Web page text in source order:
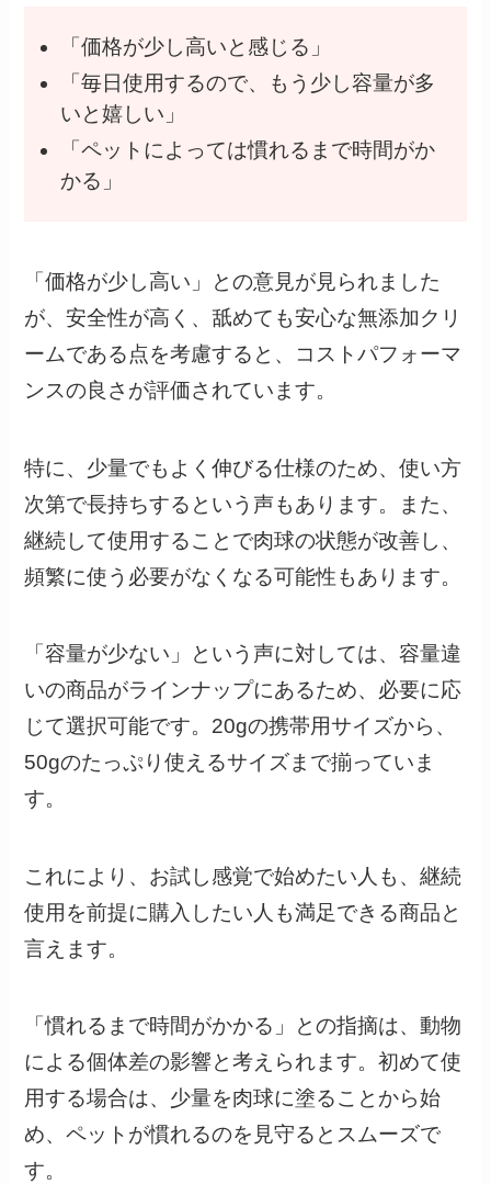
「価格が少し高いと感じる」
「毎日使用するので、もう少し容量が多
いと嬉しい」
「ペットによっては慣れるまで時間がか
かる」
「価格が少し高い」との意見が見られました
が、安全性が高く、舐めても安心な無添加クリ
ームである点を考慮すると、コストパフォーマ
ンスの良さが評価されています。
特に、少量でもよく伸びる仕様のため、使い方
次第で長持ちするという声もあります。また、
継続して使用することで肉球の状態が改善し、
頻繁に使う必要がなくなる可能性もあります。
「容量が少ない」という声に対しては、容量違
いの商品がラインナップにあるため、必要に応
じて選択可能です。20gの携帯用サイズから、
50gのたっぷり使えるサイズまで揃っていま
す。
これにより、お試し感覚で始めたい人も、継続
使用を前提に購入したい人も満足できる商品と
言えます。
「慣れるまで時間がかかる」との指摘は、動物
による個体差の影響と考えられます。初めて使
用する場合は、少量を肉球に塗ることから始
め、ペットが慣れるのを見守るとスムーズで
す。